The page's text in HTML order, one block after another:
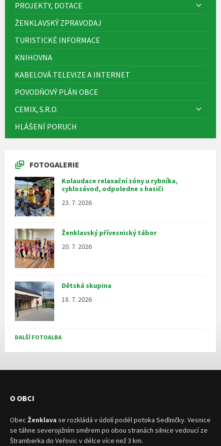
PROJEKTY, DOTACE
ŽENKLAVSKÝ ZPRAVODAJ
TURISTICKÉ INFORMACE
KNIHOVNA
KABELOVÁ TELEVIZE A INTERNET
POVODŇOVÝ PLÁN OBCE
CEMIX, S.R.O.
HLÁŠENÍ PORUCH
FOTOGALERIE
Kolaudace relaxační zóny u rybníka,
cyklozávod, odpoledne s hasiči
23. 7. 2026
Ženklavský přívesnický tábor
20. 7. 2026
Dětská skupina
18. 7. 2026
DALŠÍ FOTOALBA
O OBCI
Obec Ženklava se rozkládá v údolí podél potoka Sedlničky. Vesnice
se táhne severojižním směrem po obou stranách silnice vedoucí ze
Štramberka do Veřovic v délce více než 3 km.